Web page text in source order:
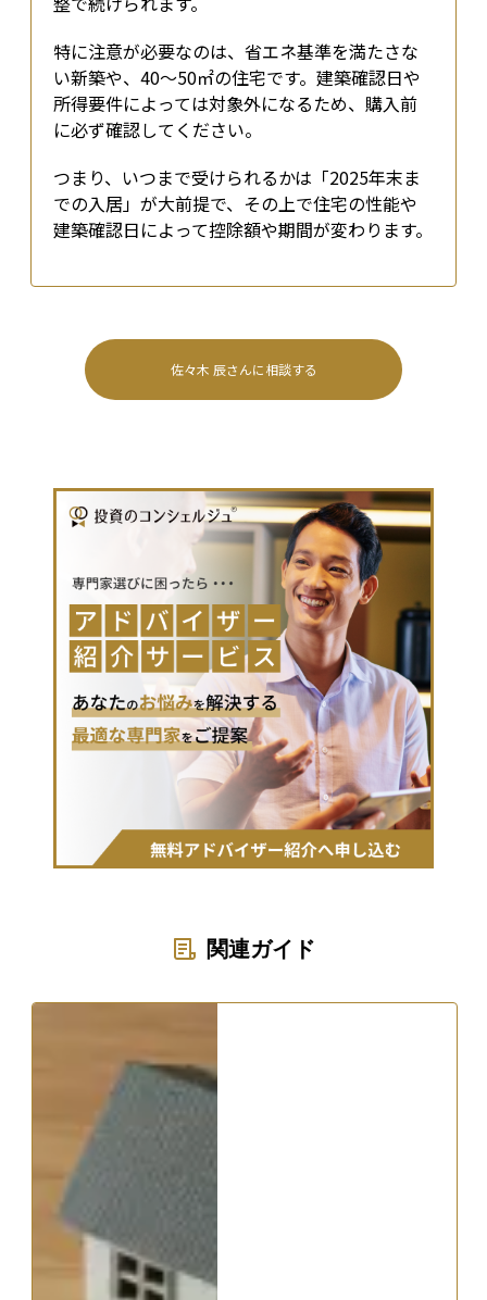
特に注意が必要なのは、省エネ基準を満たさな
い新築や、40〜50㎡の住宅です。建築確認日や
所得要件によっては対象外になるため、購入前
に必ず確認してください。
つまり、いつまで受けられるかは「2025年末ま
での入居」が大前提で、その上で住宅の性能や
建築確認日によって控除額や期間が変わります。
佐々木 辰さんに相談する
関連ガイド